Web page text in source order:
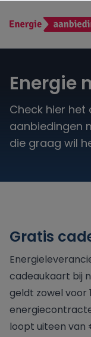
Terug
ANWB Energie
Budget Thuis
Eneco
Energiedirect
Engie
Essent
Energie
Check hier
aanbiedingen
die graag wil
Gratis
cadeaukaart bij
geldt zowel voor
loopt uiteen van